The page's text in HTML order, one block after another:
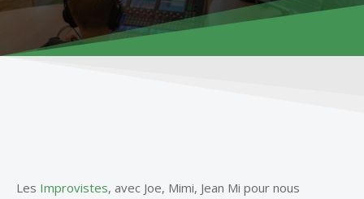
Les Improvistes, avec Joe, Mimi, Jean Mi pour nous